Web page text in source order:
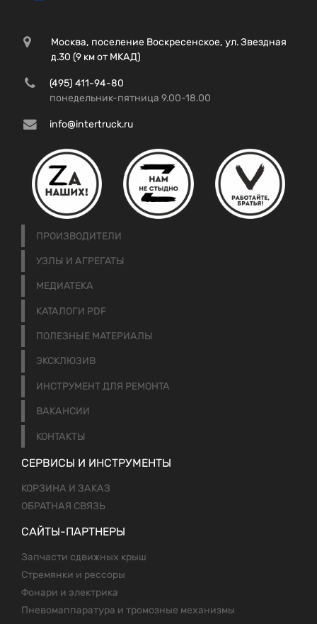
Москва, поселение Воскресенское, ул. Звездная
д.30 (9 км от МКАД)
(495) 411-94-80
понедельник-пятница 9.00-18.00
info@intertruck.ru
ПРОИЗВОДИТЕЛИ
УЗЛЫ И АГРЕГАТЫ
МЕДИАТЕКА
КАТАЛОГИ PDF
ПОЛЕЗНЫЕ МАТЕРИАЛЫ
ЭКСКЛЮЗИВ
ИНСТРУМЕНТ ДЛЯ РЕМОНТА
ВАКАНСИИ
КОНТАКТЫ
СЕРВИСЫ И ИНСТРУМЕНТЫ
КОРЗИНА И ЗАКАЗ
ОБРАТНАЯ СВЯЗЬ
САЙТЫ-ПАРТНЕРЫ
Запчасти сдвижных крыш
Стремянки и рессоры
Фонари и электрика
Пневомаппаратура и тромозные механизмы